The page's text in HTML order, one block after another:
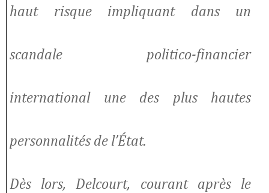
haut risque impliquant dans un
scandale politico-financier
international une des plus hautes
personnalités de l’État.
Dès lors, Delcourt, courant après le